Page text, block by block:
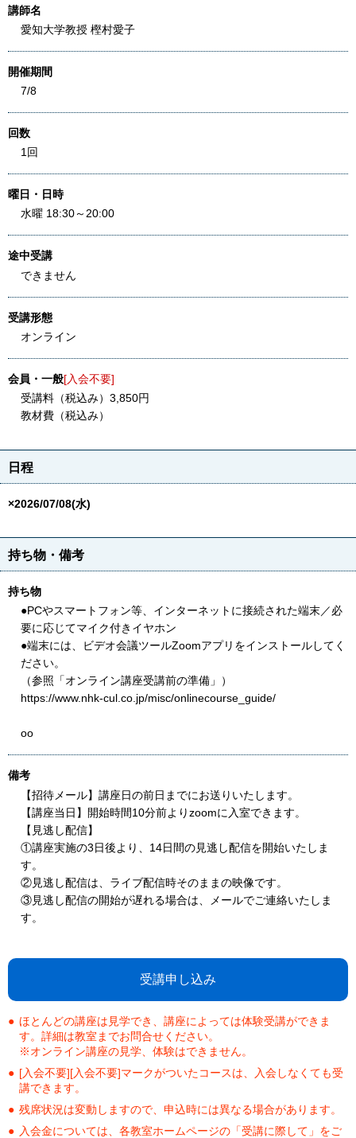
講師名
愛知大学教授 樫村愛子
開催期間
7/8
回数
1回
曜日・日時
水曜 18:30～20:00
途中受講
できません
受講形態
オンライン
会員・一般[入会不要]
受講料（税込み）3,850円
教材費（税込み）
日程
×2026/07/08(水)
持ち物・備考
持ち物
●PCやスマートフォン等、インターネットに接続された端末／必
要に応じてマイク付きイヤホン
●端末には、ビデオ会議ツールZoomアプリをインストールしてく
ださい。
（参照「オンライン講座受講前の準備」）
https://www.nhk-cul.co.jp/misc/onlinecourse_guide/
oo
備考
【招待メール】講座日の前日までにお送りいたします。
【講座当日】開始時間10分前よりzoomに入室できます。
【見逃し配信】
①講座実施の3日後より、14日間の見逃し配信を開始いたしま
す。
②見逃し配信は、ライブ配信時そのままの映像です。
③見逃し配信の開始が遅れる場合は、メールでご連絡いたしま
す。
受講申し込み
ほとんどの講座は見学でき、講座によっては体験受講ができま
す。詳細は教室までお問合せください。
※オンライン講座の見学、体験はできません。
[入会不要][入会不要]マークがついたコースは、入会しなくても受
講できます。
残席状況は変動しますので、申込時には異なる場合があります。
入会金については、各教室ホームページの「受講に際して」をご